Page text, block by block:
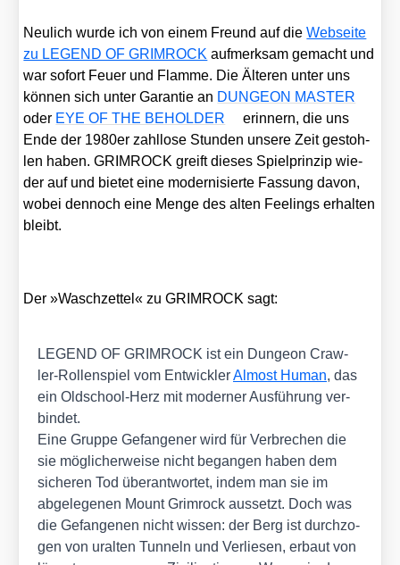
Neu­lich wur­de ich von einem Freund auf dieWeb­sei­te
zu LEGEND OF GRIMROCK auf­merk­sam gemacht und
war sofort Feu­er und Flam­me. Die Älte­ren unter uns
kön­nen sich unter Garan­tie an DUNGEON MASTER
oder EYE OF THE BEHOLDER
erin­nern, die uns
Ende der 1980er zahl­lo­se Stun­den unse­re Zeit gestoh­
len haben. GRIMROCK greift die­ses Spiel­prin­zip wie­
der auf und bie­tet eine moder­ni­sier­te Fas­sung davon,
wobei den­noch eine Men­ge des alten Fee­lings erhal­ten
bleibt.
Der »Wasch­zet­tel« zu GRIMROCK sagt:
LEGEND OF GRIMROCK ist ein Dun­ge­on Craw­
ler-Rol­len­spiel vom Ent­wick­lerAlmost Human, das
ein Old­school-Herz mit moder­ner Aus­füh­rung ver­
bin­det.
Eine Grup­pe Gefan­ge­ner wird für Ver­bre­chen die
sie mög­li­cher­wei­se nicht began­gen haben dem
siche­ren Tod über­ant­wor­tet, indem man sie im
abge­le­ge­nen Mount Grim­rock aus­setzt. Doch was
die Gefan­ge­nen nicht wis­sen: der Berg ist durch­zo­
gen von uralten Tun­neln und Ver­lie­sen, erbaut von